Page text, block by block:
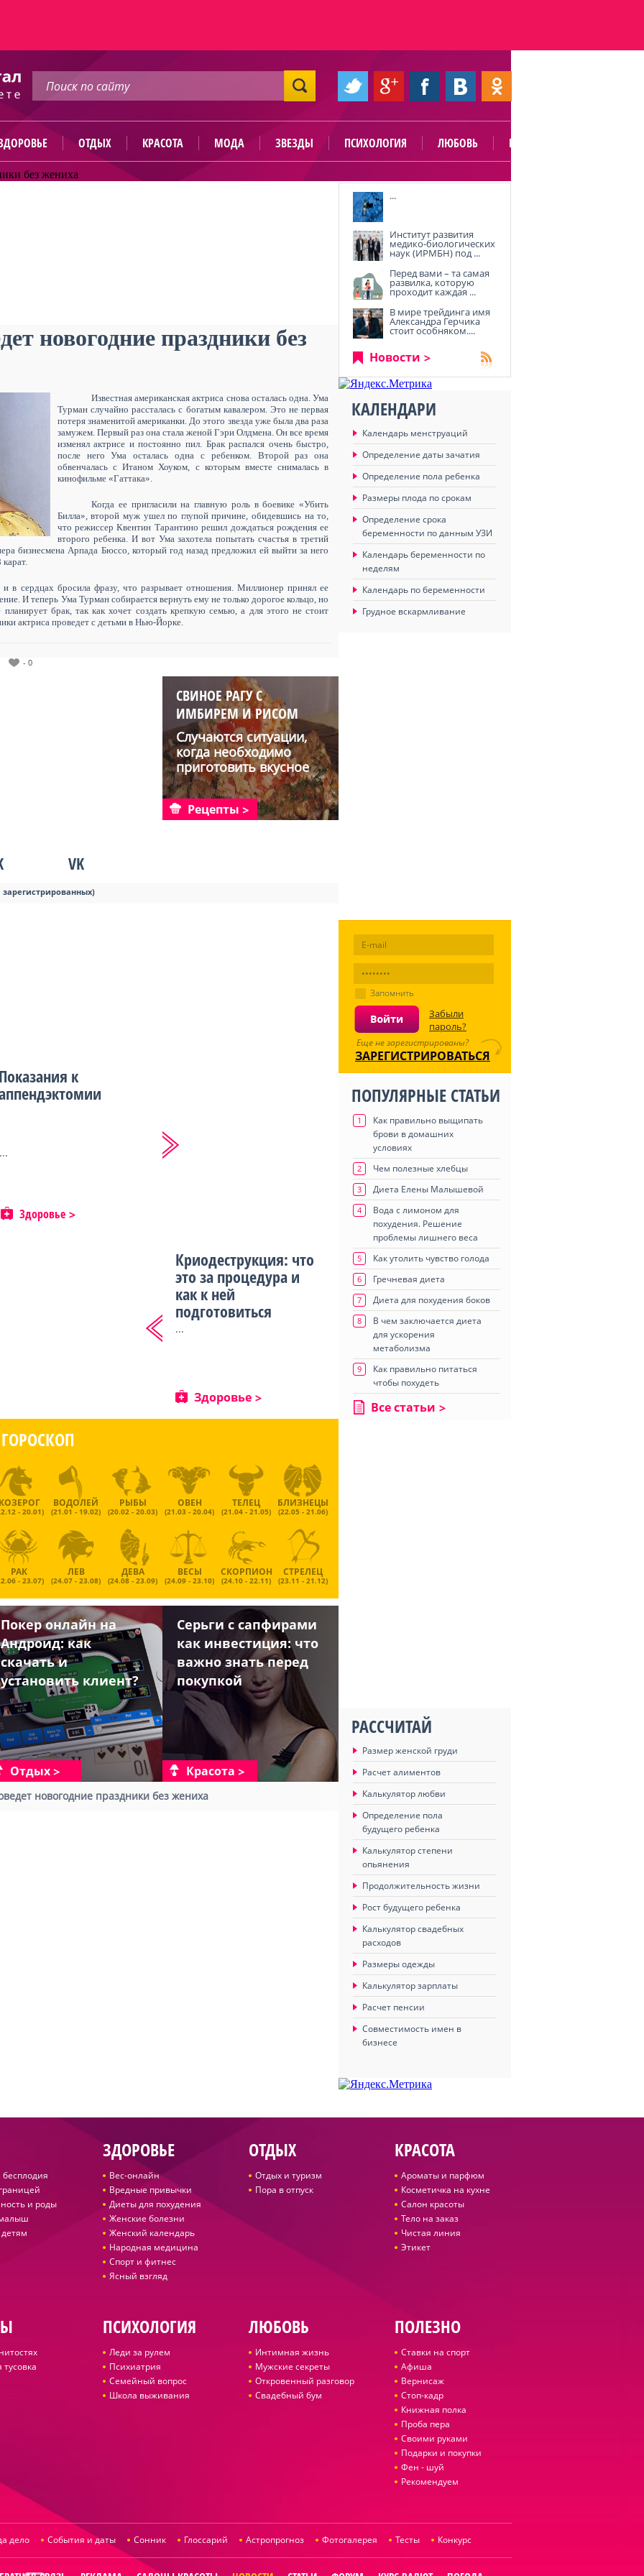
ОТДЫХ КРАСОТА МОДА ЗВЕЗДЫ ПСИХОЛОГИЯ ЛЮБОВЬ ПОЛЕЗНО
без жениха
новогодние праздники без
Известная американская актриса снова осталась одна. Ума
Турман случайно рассталась с богатым кавалером. Это не первая
потеря знаменитой американки. До этого звезда уже была два раза
замужем. Первый раз она стала женой Гэри Олдмена. Он все время
изменял актрисе и постоянно пил. Брак распался очень быстро,
после него Ума осталась одна с ребенком. Второй раз она
обвенчалась с Итаном Хоуком, с которым вместе снималась в
кинофильме «Гаттака».
Когда ее пригласили на главную роль в боевике «Убить
Билла», второй муж ушел по глупой причине, обидевшись на то,
что режиссер Квентин Тарантино решил дождаться рождения ее
второго ребенка. И вот Ума захотела попытать счастья в третий
бизнесмена Арпада Бюссо, который год назад предложил ей выйти за него
в сердцах бросила фразу, что разрывает отношения. Миллионер принял ее
И теперь Ума Турман собирается вернуть ему не только дорогое кольцо, но
брак, так как хочет создать крепкую семью, а для этого не стоит
актриса проведет с детьми в Нью-Йорке.
- 0
СВИНОЕ РАГУ С
ИМБИРЕМ И РИСОМ
Случаются ситуации,
когда необходимо
приготовить вкусное
блю...
Рецепты
VK
к
...
Здоровье
Криодеструкция: что
это за процедура и
как к ней
подготовиться
...
Здоровье
ГОРОСКОП
- 20.01)
ВОДОЛЕЙ
(21.01 - 19.02)
РЫБЫ
(20.02 - 20.03)
ОВЕН
(21.03 - 20.04)
ТЕЛЕЦ
(21.04 - 21.05)
БЛИЗНЕЦЫ
(22.05 - 21.06)
РАК
- 23.07)
ЛЕВ
(24.07 - 23.08)
ДЕВА
(24.08 - 23.09)
ВЕСЫ
(24.09 - 23.10)
СКОРПИОН
(24.10 - 22.11)
СТРЕЛЕЦ
(23.11 - 21.12)
Покер онлайн на
Андроид: как
скачать и
установить клиент?
Отдых
Серьги с сапфирами
как инвестиция: что
важно знать перед
покупкой
Красота
новогодние праздники без жениха
...
Институт развития
медико-биологических
наук (ИРМБН) под ...
Перед вами – та самая
развилка, которую
проходит каждая ...
В мире трейдинга имя
Александра Герчика
стоит особняком....
Новости
КАЛЕНДАРИ
Календарь менструаций
Определение даты зачатия
Определение пола ребенка
Размеры плода по срокам
Определение срока
беременности по данным УЗИ
Календарь беременности по
неделям
Календарь по беременности
Грудное вскармливание
Запомнить
Забыли
пароль?
Еще не зарегистрированы?
ЗАРЕГИСТРИРОВАТЬСЯ
ПОПУЛЯРНЫЕ СТАТЬИ
1
Как правильно выщипать
брови в домашних
условиях
2 Чем полезные хлебцы
3 Диета Елены Малышевой
4
Вода с лимоном для
похудения. Решение
проблемы лишнего веса
5 Как утолить чувство голода
6 Гречневая диета
7 Диета для похудения боков
8
В чем заключается диета
для ускорения
метаболизма
9
Как правильно питаться
чтобы похудеть
Все статьи
РАССЧИТАЙ
Размер женской груди
Расчет алиментов
Калькулятор любви
Определение пола
будущего ребенка
Калькулятор степени
опьянения
Продолжительность жизни
Рост будущего ребенка
Калькулятор свадебных
расходов
Размеры одежды
Калькулятор зарплаты
Расчет пенсии
Совместимость имен в
бизнесе
и роды
ЗДОРОВЬЕ
Вес-онлайн
Вредные привычки
Диеты для похудения
Женские болезни
Женский календарь
Народная медицина
Спорт и фитнес
Ясный взгляд
ОТДЫХ
Отдых и туризм
Пора в отпуск
КРАСОТА
Ароматы и парфюм
Косметичка на кухне
Салон красоты
Тело на заказ
Чистая линия
Этикет
тусовка
ПСИХОЛОГИЯ
Леди за рулем
Психиатрия
Семейный вопрос
Школа выживания
ЛЮБОВЬ
Интимная жизнь
Мужские секреты
Откровенный разговор
Свадебный бум
ПОЛЕЗНО
Ставки на спорт
Афиша
Вернисаж
Стоп-кадр
Книжная полка
Проба пера
Своими руками
Подарки и покупки
Фен - шуй
Рекомендуем
дело События и даты Сонник Глоссарий Астропрогноз Фотогалерея Тесты Конкурс